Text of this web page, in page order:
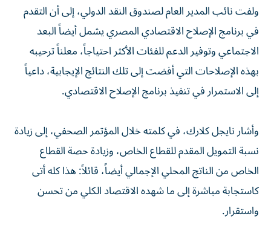
ولفت نائب المدير العام لصندوق النقد الدولي، إلى أن التقدم
في برنامج الإصلاح الاقتصادي المصري يشمل أيضاً البعد
الاجتماعي وتوفير الدعم للفئات الأكثر احتياجاً، معلناً ترحيبه
بهذه الإصلاحات التي أفضت إلى تلك النتائج الإيجابية، داعياً
إلى الاستمرار في تنفيذ برنامج الإصلاح الاقتصادي.
وأشار نايجل كلارك، في كلمته خلال المؤتمر الصحفي، إلى زيادة
نسبة التمويل المقدم للقطاع الخاص، وزيادة حصة القطاع
الخاص من الناتج المحلي الإجمالي أيضاً، قائلاً: هذا كله أتى
كاستجابة مباشرة إلى ما شهده الاقتصاد الكلي من تحسن
واستقرار.